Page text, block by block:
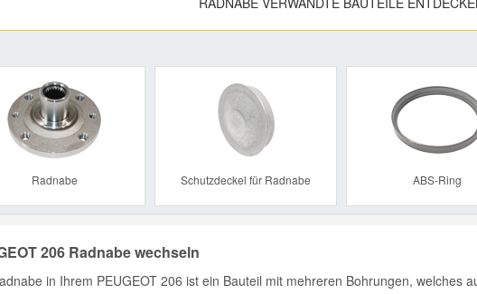
Radnabe Schutzdeckel für Radnabe ABS-Ring
Previous
206 Radnabe wechseln
in Ihrem PEUGEOT 206 ist ein Bauteil mit mehreren Bohrungen, welches